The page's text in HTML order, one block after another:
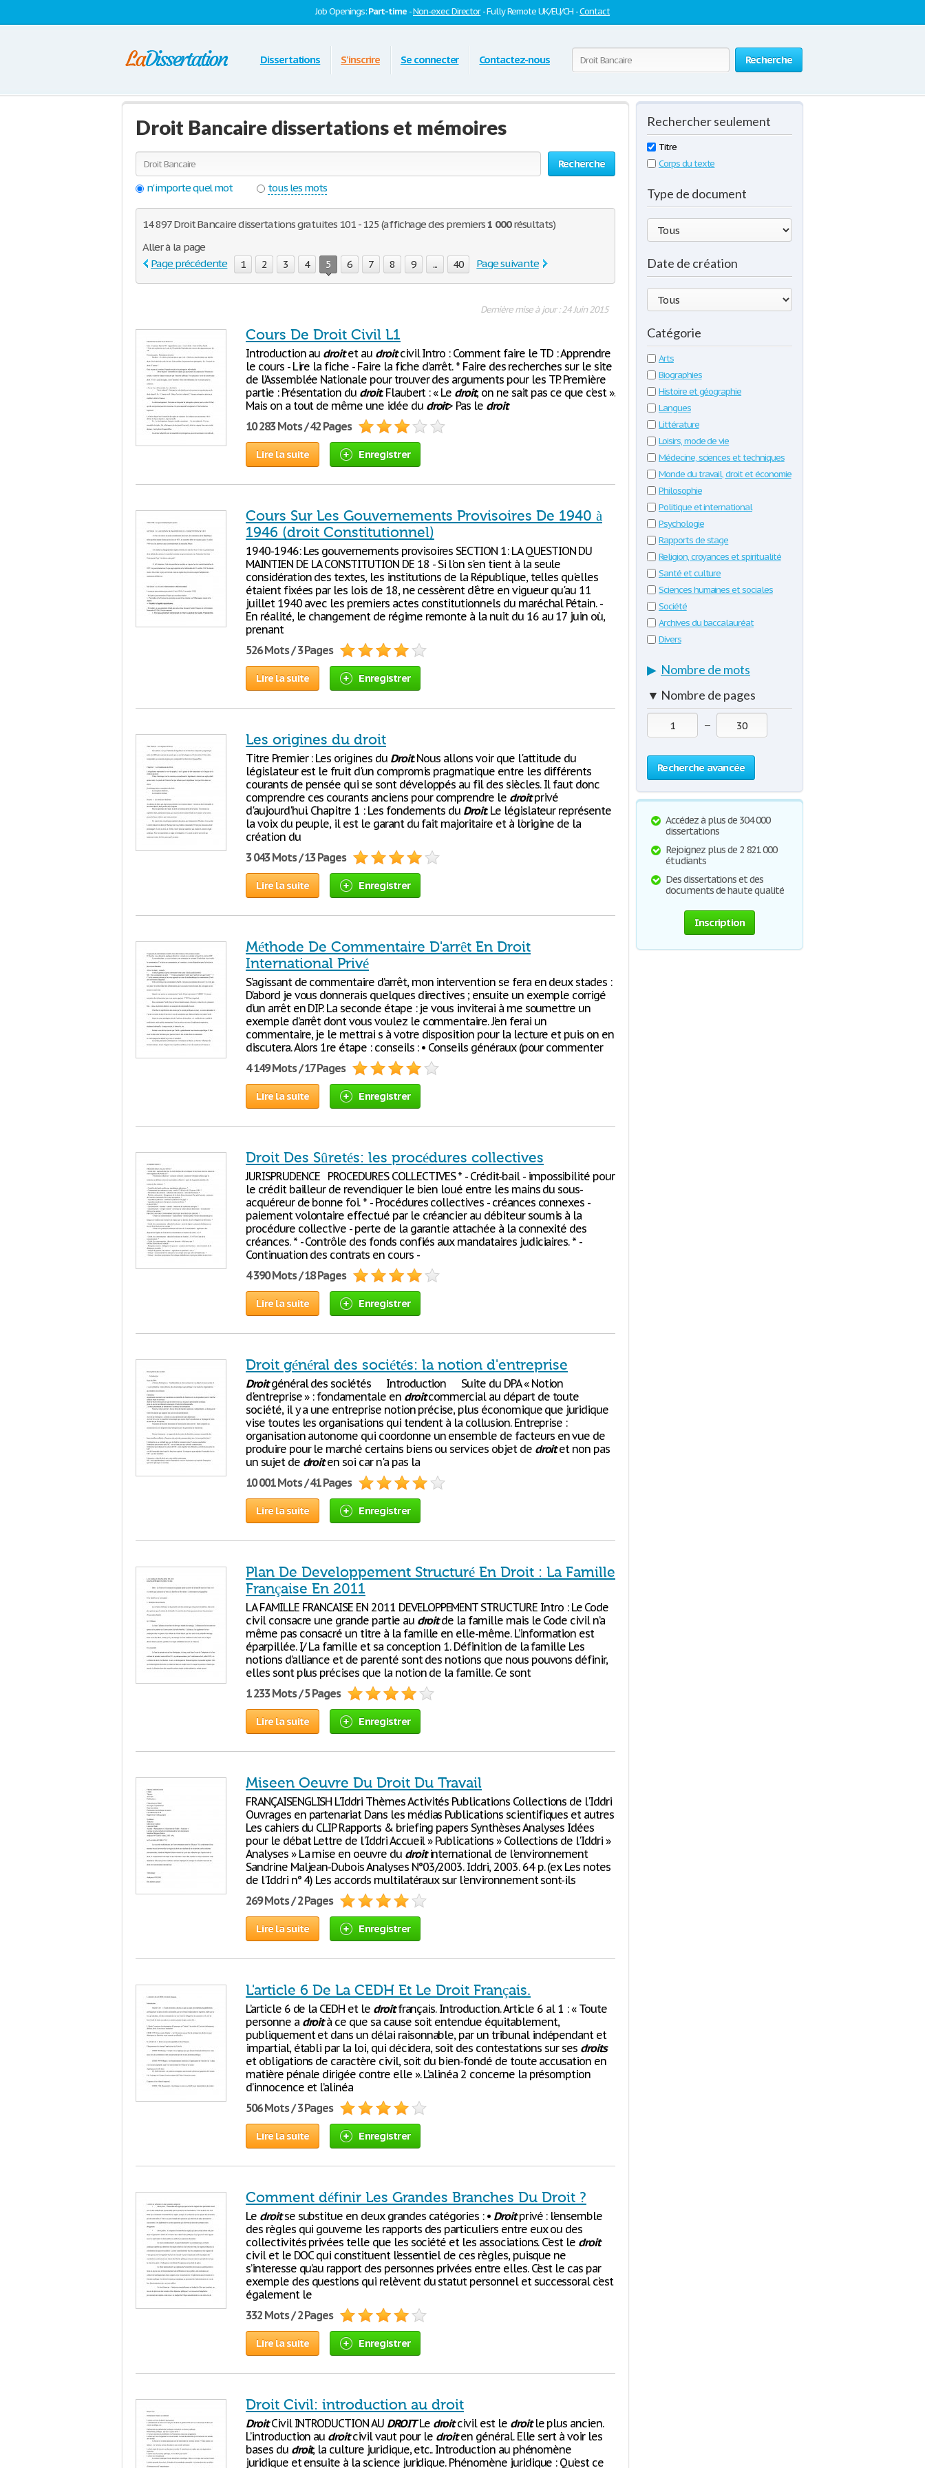
Job Openings:Part-time -Non-exec Director- Fully Remote UK/EU/CH -Contact
Recherche
Dissertations S'inscrire Se connecter Contactez-nous
Droit Bancaire dissertations et mémoires
Recherche
n'importe quel mot
tous les mots
14 897 Droit Bancaire dissertations gratuites 101 - 125 (affichage des premiers1 000résultats)
Aller à la page
Page précédente
1 2 3 4 5 6 7 8 9 ... 40 Page suivante
Dernière mise à jour : 24 Juin 2015
Cours De Droit Civil L1
Introduction au droitet au droitcivil Intro : Comment faire le TD : Apprendre
le cours - Lire la fiche - Faire la fiche d’arrêt. * Faire des recherches sur le site
de l’Assemblée Nationale pour trouver des arguments pour les TP. Première
partie : Présentation du droit. Flaubert : « Le droit, on ne sait pas ce que c’est ».
Mais on a tout de même une idée du droit> Pas le droit
10 283 Mots / 42 Pages
Lire la suite Enregistrer
Cours Sur Les Gouvernements Provisoires De 1940 à
1946 (droit Constitutionnel)
1940-1946: Les gouvernements provisoires SECTION 1: LA QUESTION DU
MAINTIEN DE LA CONSTITUTION DE 18 - Si l'on s'en tient à la seule
considération des textes, les institutions de la République, telles qu'elles
étaient fixées par les lois de 18, ne cessèrent d'être en vigueur qu'au 11
juillet 1940 avec les premiers actes constitutionnels du maréchal Pétain. -
En réalité, le changement de régime remonte à la nuit du 16 au 17 juin où,
prenant
526 Mots / 3 Pages
Lire la suite Enregistrer
Les origines du droit
Titre Premier : Les origines du Droit. Nous allons voir que l'attitude du
législateur est le fruit d'un compromis pragmatique entre les différents
courants de pensée qui se sont développés au fil des siècles. Il faut donc
comprendre ces courants anciens pour comprendre le droitprivé
d'aujourd'hui. Chapitre 1 : Les fondements du Droit. Le législateur représente
la voix du peuple, il est le garant du fait majoritaire et à l'origine de la
création du
3 043 Mots / 13 Pages
Lire la suite Enregistrer
Méthode De Commentaire D'arrêt En Droit
International Privé
S’agissant de commentaire d’arrêt, mon intervention se fera en deux stades :
D’abord je vous donnerais quelques directives ; ensuite un exemple corrigé
d’un arrêt en DIP. La seconde étape : je vous inviterai à me soumettre un
exemple d’arrêt dont vous voulez le commentaire. J’en ferai un
commentaire, je le mettrai s à votre disposition pour la lecture et puis on en
discutera. Alors 1re étape : conseils : • Conseils généraux (pour commenter
4 149 Mots / 17 Pages
Lire la suite Enregistrer
Droit Des Sûretés: les procédures collectives
JURISPRUDENCE PROCEDURES COLLECTIVES * - Crédit-bail - impossibilité pour
le crédit bailleur de revendiquer le bien loué entre les mains du sous-
acquéreur de bonne foi. * - Procédures collectives - créances connexes -
paiement volontaire effectué par le créancier au débiteur soumis à la
procédure collective - perte de la garantie attachée à la connexité des
créances. * - Contrôle des fonds confiés aux mandataires judiciaires. * -
Continuation des contrats en cours -
4 390 Mots / 18 Pages
Lire la suite Enregistrer
Droit général des sociétés: la notion d'entreprise
Droitgénéral des sociétés Introduction Suite du DPA « Notion
d'entreprise » : fondamentale en droitcommercial au départ de toute
société, il y a une entreprise notion précise, plus économique que juridique
vise toutes les organisations qui tendent à la collusion. Entreprise :
organisation autonome qui coordonne un ensemble de facteurs en vue de
produire pour le marché certains biens ou services objet de droitet non pas
un sujet de droiten soi car n'a pas la
10 001 Mots / 41 Pages
Lire la suite Enregistrer
Plan De Developpement Structuré En Droit : La Famille
Française En 2011
LA FAMILLE FRANCAISE EN 2011 DEVELOPPEMENT STRUCTURE Intro : Le Code
civil consacre une grande partie au droitde la famille mais le Code civil n’a
même pas consacré un titre à la famille en elle-même. L’information est
éparpillée. I/ La famille et sa conception 1. Définition de la famille Les
notions d’alliance et de parenté sont des notions que nous pouvons définir,
elles sont plus précises que la notion de la famille. Ce sont
1 233 Mots / 5 Pages
Lire la suite Enregistrer
Miseen Oeuvre Du Droit Du Travail
FRANÇAISENGLISH L'Iddri Thèmes Activités Publications Collections de l'Iddri
Ouvrages en partenariat Dans les médias Publications scientifiques et autres
Les cahiers du CLIP Rapports & briefing papers Synthèses Analyses Idées
pour le débat Lettre de l'Iddri Accueil » Publications » Collections de l'Iddri »
Analyses » La mise en oeuvre du droitinternational de l'environnement
Sandrine Maljean-Dubois Analyses N°03/2003. Iddri, 2003. 64 p. (ex Les notes
de l'Iddri n° 4) Les accords multilatéraux sur l'environnement sont-ils
269 Mots / 2 Pages
Lire la suite Enregistrer
L'article 6 De La CEDH Et Le Droit Français.
L’article 6 de la CEDH et le droitfrançais. Introduction. Article 6 al 1 : « Toute
personne a droità ce que sa cause soit entendue équitablement,
publiquement et dans un délai raisonnable, par un tribunal indépendant et
impartial, établi par la loi, qui décidera, soit des contestations sur ses droits
et obligations de caractère civil, soit du bien-fondé de toute accusation en
matière pénale dirigée contre elle ». L’alinéa 2 concerne la présomption
d’innocence et l’alinéa
506 Mots / 3 Pages
Lire la suite Enregistrer
Comment définir Les Grandes Branches Du Droit ?
Le droitse substitue en deux grandes catégories : • Droitprivé : l’ensemble
des règles qui gouverne les rapports des particuliers entre eux ou des
collectivités privées telle que les société et les associations. C’est le droit
civil et le DOC qui constituent l’essentiel de ces règles, puisque ne
s’interesse qu’au rapport des personnes privées entre elles. C’est le cas par
exemple des questions qui relèvent du statut personnel et successoral c’est
également le
332 Mots / 2 Pages
Lire la suite Enregistrer
Droit Civil: introduction au droit
DroitCivil INTRODUCTION AU DROITLe droitcivil est le droitle plus ancien.
L’introduction au droitcivil vaut pour le droiten général. Elle sert à voir les
bases du droit, la culture juridique, etc.. Introduction au phénomène
juridique et ensuite à la science juridique. Phénomène juridique : Qu’est ce
Rechercher seulement
Titre
Corps du texte
Type de document
Date de création
Catégorie
Arts
Biographies
Histoire et géographie
Langues
Littérature
Loisirs, mode de vie
Médecine, sciences et techniques
Monde du travail, droit et économie
Philosophie
Politique et international
Psychologie
Rapports de stage
Religion, croyances et spiritualité
Santé et culture
Sciences humaines et sociales
Société
Archives du baccalauréat
Divers
▶ Nombre de mots
▼ Nombre de pages
—
Recherche avancée
Accédez à plus de 304 000
dissertations
Rejoignez plus de 2 821 000
étudiants
Des dissertations et des
documents de haute qualité
Inscription